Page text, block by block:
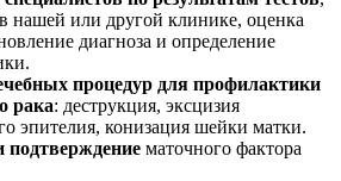
нашей или другой клинике, оценка
диагноза и определение
процедур для профилактики
рака: деструкция, эксцизия
эпителия, конизация шейки матки.
подтверждение маточного фактора